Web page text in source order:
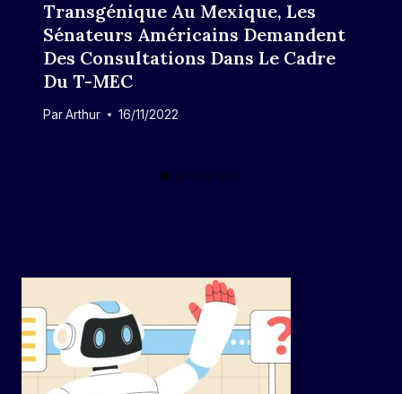
Transgénique Au Mexique, Les
Sénateurs Américains Demandent
Des Consultations Dans Le Cadre
Du T-MEC
ParArthur 16/11/2022